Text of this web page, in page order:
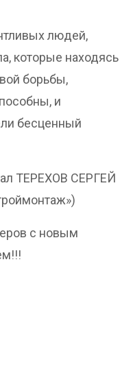
людей,
которые находясь
борьбы,
и
бесценный
ТЕРЕХОВ СЕРГЕЙ
с новым